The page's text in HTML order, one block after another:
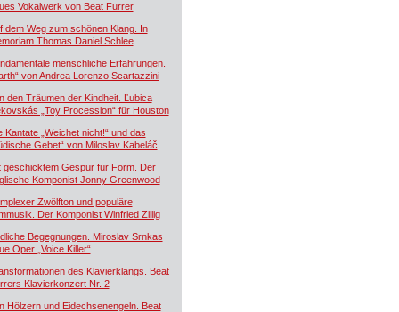
Vokalwerk von Beat Furrer
dem Weg zum schönen Klang. In
Thomas Daniel Schlee
menschliche Erfahrungen.
von Andrea Lorenzo Scartazzini
den Träumen der Kindheit. Ľubica
„Toy Procession“ für Houston
Kantate „Weichet nicht!“ und das
Gebet“ von Miloslav Kabeláč
geschicktem Gespür für Form. Der
Komponist Jonny Greenwood
Zwölfton und populäre
Der Komponist Winfried Zillig
Begegnungen. Miroslav Srnkas
Oper „Voice Killer“
des Klavierklangs. Beat
Klavierkonzert Nr. 2
Hölzern und Eidechsenengeln. Beat